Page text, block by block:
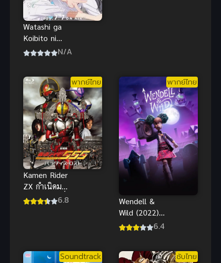
Watashi ga
Koibito ni
Nareru Wake
Nakatta!?)
ให้เป็นแฟน
ได้ไงไม่เอาไม่
ไหวหรอก!
(หรือว่าจะไหว
นะ!?)
N/A
พากย์ไทย
Kamen Rider
ZX กำเนิดมาส
ค์ไรเดอร์คนที่
6.8
พากย์ไทย
Wendell &
Wild (2022)
เวนเดลล์กับไว
6.4
Soundtrack ซับไทย